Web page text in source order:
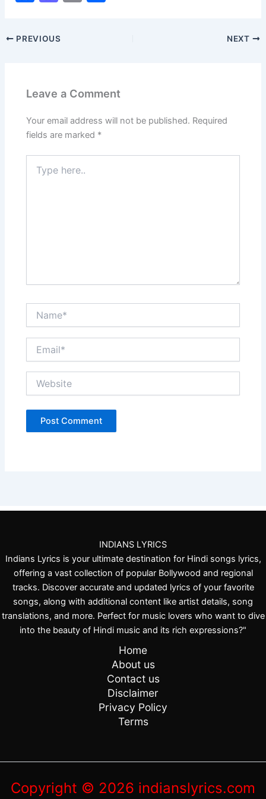
c
e
o
k
st
o
o
PREVIOUS NEXT
Leave a Comment
Your email address will not be published. Required
fields are marked *
here..
INDIANS LYRICS
Indians Lyrics is your ultimate destination for Hindi songs lyrics,
offering a vast collection of popular Bollywood and regional
tracks. Discover accurate and updated lyrics of your favorite
songs, along with additional content like artist details, song
translations, and more. Perfect for music lovers who want to dive
into the beauty of Hindi music and its rich expressions?"
Home
About us
Contact us
Disclaimer
Privacy Policy
Terms
Copyright © 2026 indianslyrics.com